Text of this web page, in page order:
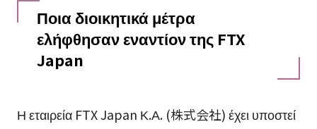
Ποια διοικητικά μέτρα
ελήφθησαν εναντίον της FTX
Japan
Η εταιρεία FTX Japan Κ.Α. (株式会社) έχει υποστεί